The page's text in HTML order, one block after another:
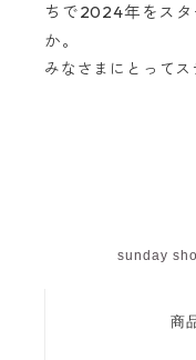
ちで2024年をスタ
か。
みなさまにとって